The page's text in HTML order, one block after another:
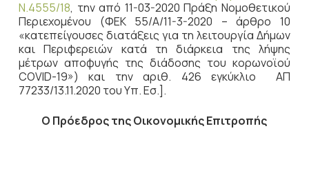
Ν.4555/18, την από 11-03-2020 Πράξη Νομοθετικού
Περιεχομένου (ΦΕΚ 55/Α/11-3-2020 – άρθρο 10
«κατεπείγουσες διατάξεις για τη λειτουργία Δήμων
και Περιφερειών κατά τη διάρκεια της λήψης
μέτρων αποφυγής της διάδοσης του κορωνοϊού
COVID-19») και την αριθ. 426 εγκύκλιο ΑΠ
77233/13.11.2020 του Υπ. Εσ.].
Ο Πρόεδροςτης Οικονομικής Επιτροπής